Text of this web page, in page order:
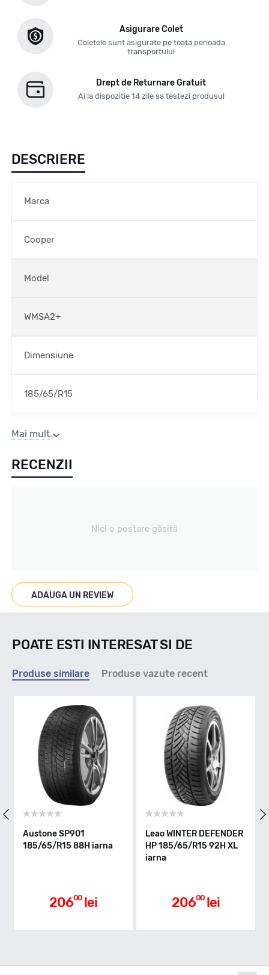
Asigurare Colet
Coletele sunt asigurate pe toata perioada
transportului
Drept de Returnare Gratuit
Ai la dispozitie 14 zile sa testezi produsul
DESCRIERE
Marca
Cooper
Model
WMSA2+
Dimensiune
185/65/R15
Sezon
Iarna
Marcaje
Indice greutate
Clasa de eficienta
D
Mai mult
RECENZII
Nici o postare găsită
ADAUGA UN REVIEW
POATE ESTI INTERESAT SI DE
Produse similare Produse vazute recent
Austone SP901
185/65/R15 88H iarna
20600 lei
Leao WINTER DEFENDER
HP 185/65/R15 92H XL
iarna
20600 lei